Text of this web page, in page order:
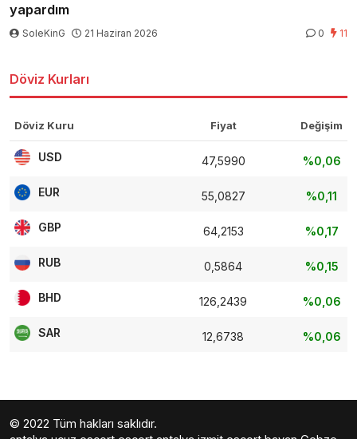
yapardım
SoleKinG 21 Haziran 2026 0 11
Döviz Kurları
Döviz Kuru Fiyat Değişim
USD 47,5990 %0,06
EUR 55,0827 %0,11
GBP 64,2153 %0,17
RUB 0,5864 %0,15
BHD 126,2439 %0,06
SAR 12,6738 %0,06
© 2022 Tüm hakları saklıdır.